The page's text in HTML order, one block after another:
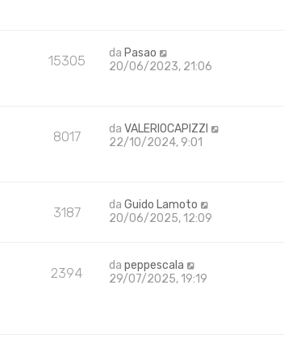
15305 da Pasao
20/06/2023, 21:06
8017 daVALERIOCAPIZZI
22/10/2024, 9:01
3187 daGuido Lamoto
20/06/2025, 12:09
2394 dapeppescala
29/07/2025, 19:19